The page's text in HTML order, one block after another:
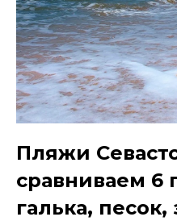
Пляжи
сравниваем 6
галька, песок,